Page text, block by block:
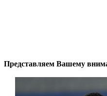
Представляем Вашему